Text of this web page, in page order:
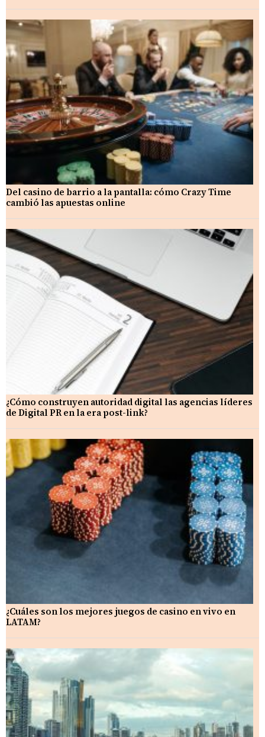
Del casino de barrio a la pantalla: cómo Crazy Time
cambió las apuestas online
¿Cómo construyen autoridad digital las agencias líderes
de Digital PR en la era post-link?
¿Cuáles son los mejores juegos de casino en vivo en
LATAM?